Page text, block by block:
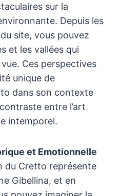
sur la
Depuis les
site, vous pouvez
et les vallées qui
Ces perspectives
unique de
dans son contexte
entre l’art
intemporel.
et Emotionnelle
du Cretto représente
Gibellina, et en